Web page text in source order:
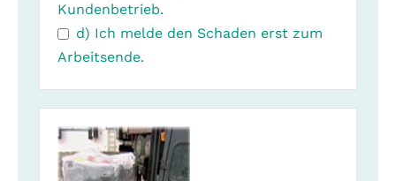
Kundenbetrieb.
d) Ich melde den Schaden erst zum
Arbeitsende.